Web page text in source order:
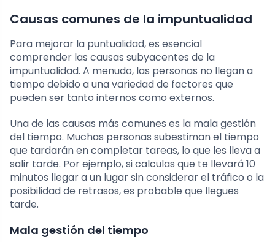
Causas comunes de la impuntualidad
Para mejorar la puntualidad, es esencial
comprender las causas subyacentes de la
impuntualidad. A menudo, las personas no llegan a
tiempo debido a una variedad de factores que
pueden ser tanto internos como externos.
Una de las causas más comunes es la mala gestión
del tiempo. Muchas personas subestiman el tiempo
que tardarán en completar tareas, lo que les lleva a
salir tarde. Por ejemplo, si calculas que te llevará 10
minutos llegar a un lugar sin considerar el tráfico o la
posibilidad de retrasos, es probable que llegues
tarde.
Mala gestión del tiempo